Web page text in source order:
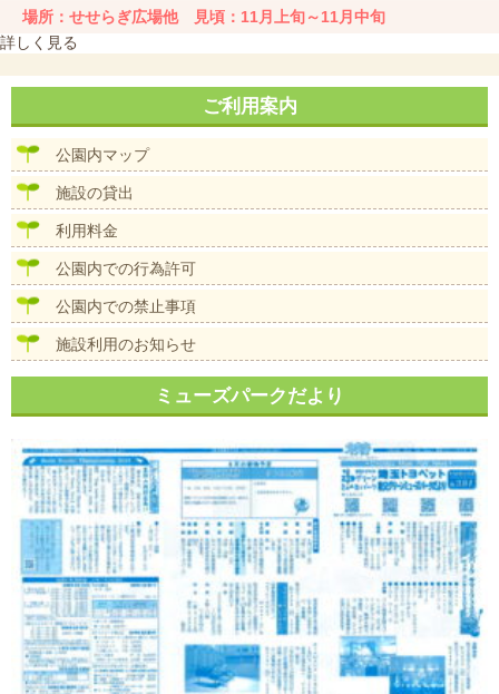
場所：せせらぎ広場他 見頃：11月上旬～11月中旬
詳しく見る
ご利用案内
公園内マップ
施設の貸出
利用料金
公園内での行為許可
公園内での禁止事項
施設利用のお知らせ
ミューズパークだより